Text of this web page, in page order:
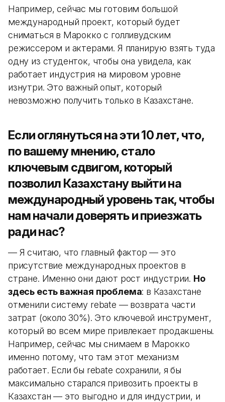
Например, сейчас мы готовим большой
международный проект, который будет
сниматься в Марокко с голливудским
режиссером и актерами. Я планирую взять туда
одну из студенток, чтобы она увидела, как
работает индустрия на мировом уровне
изнутри. Это важный опыт, который
невозможно получить только в Казахстане.
Если оглянуться на эти 10 лет, что,
по вашему мнению, стало
ключевым сдвигом, который
позволил Казахстану выйти на
международный уровень так, чтобы
нам начали доверять и приезжать
ради нас?
— Я считаю, что главный фактор — это
присутствие международных проектов в
стране. Именно они дают рост индустрии. Но
здесь есть важная проблема: в Казахстане
отменили систему rebate — возврата части
затрат (около 30%). Это ключевой инструмент,
который во всем мире привлекает продакшены.
Например, сейчас мы снимаем в Марокко
именно потому, что там этот механизм
работает. Если бы rebate сохранили, я бы
максимально старался привозить проекты в
Казахстан — это выгодно и для индустрии, и